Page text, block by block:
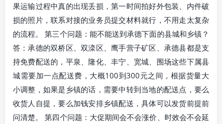
果运输过程中真的出现丢损，第一时间拍好外包装、内件破
损的照片，联系对接的业务员提交材料就行，不用走太复杂
的流程。 第三个问题：能不能送到承德下面的县城和乡镇？
答：承德的双桥区、双滦区、鹰手营子矿区、承德县都是支
持免费配送的，平泉、隆化、丰宁、宽城、围场这些下属县
城需要加一点配送费，大概100到300元之间，根据货量大
小调整，如果是乡镇的话，需要中转到当地的配送点，要么
收货人自提，要么加钱安排乡镇配送，具体可以发货前提前
问清楚。 第四个问题：大促期间会不会涨价、时效会不会延